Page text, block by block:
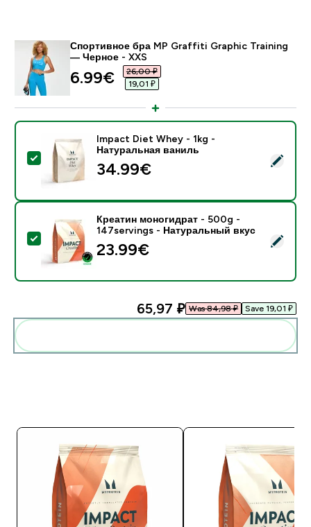
Спортивное бра MP Graffiti Graphic Training
— Черное - XXS
6.99€‎
26,00 ₽‎
19,01 ₽‎
- Impact Diet Whey - 1kg - Натуральная ваниль
Impact Diet Whey - 1kg -
Натуральная ваниль
34.99€‎
- Креатин моногидрат - 500g - 147servings -
Креатин моногидрат - 500g -
147servings - Натуральный вкус
23.99€‎
65,97 ₽‎ Was 84,98 ₽‎ Save 19,01 ₽‎